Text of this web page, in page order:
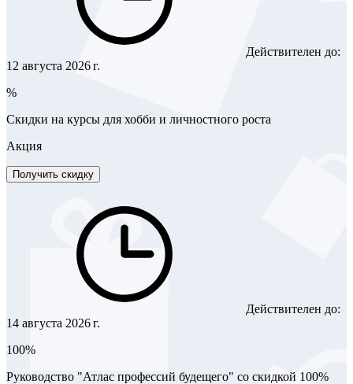
Действителен до:
12 августа 2026 г.
%
Скидки на курсы для хобби и личностного роста
Акция
Получить скидку
Действителен до:
14 августа 2026 г.
100%
Руководство "Атлас профессий будещего" со скидкой 100%